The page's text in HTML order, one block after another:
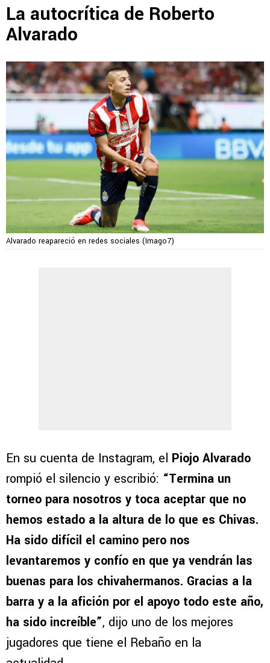
La autocrítica de Roberto
Alvarado
Alvarado reapareció en redes sociales (Imago7)
En su cuenta de Instagram, el Piojo Alvarado
rompió el silencio y escribió: “Termina un
torneo para nosotros y toca aceptar que no
hemos estado a la altura de lo que es Chivas.
Ha sido difícil el camino pero nos
levantaremos y confío en que ya vendrán las
buenas para los chivahermanos. Gracias a la
barra y a la afición por el apoyo todo este año,
ha sido increíble”, dijo uno de los mejores
jugadores que tiene el Rebaño en la